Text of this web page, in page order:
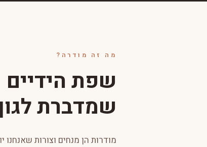
מה זה מודרה?
שפת הידיים
שמדברת
מודרות הן מנחים וצורות שאנחנו